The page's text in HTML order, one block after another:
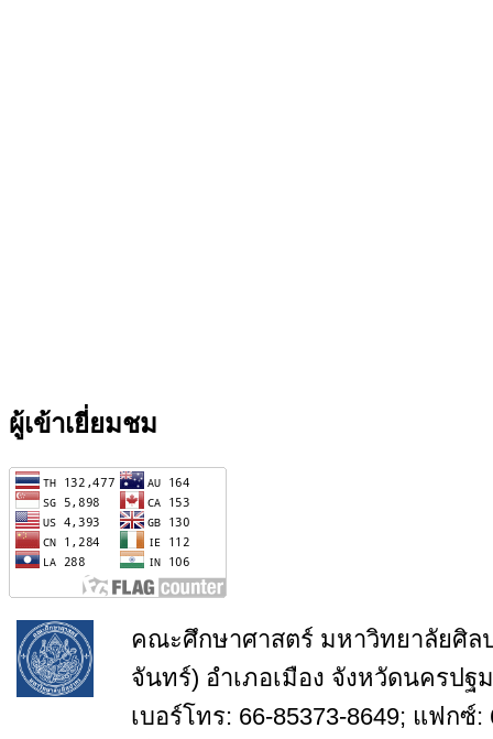
ผู้เข้าเยี่ยมชม
คณะศึกษาศาสตร์ มหาวิทยาลัยศิล
จันทร์) อำเภอเมือง จังหวัดนครปฐ
เบอร์โทร: 66-85373-8649; แฟกซ์: